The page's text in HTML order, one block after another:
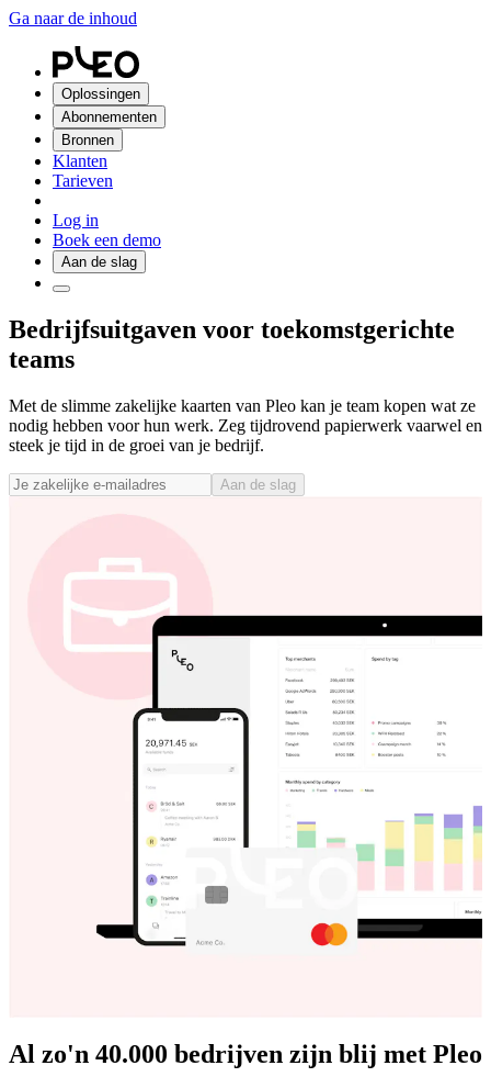
Ga naar de inhoud
Oplossingen
Abonnementen
Bronnen
Klanten
Tarieven
Log in
Boek een demo
Aan de slag
Bedrijfsuitgaven voor toekomstgerichte
teams
Met de slimme zakelijke kaarten van Pleo kan je team kopen wat ze
nodig hebben voor hun werk. Zeg tijdrovend papierwerk vaarwel en
steek je tijd in de groei van je bedrijf.
Aan de slag
Al zo'n 40.000 bedrijven zijn blij met Pleo